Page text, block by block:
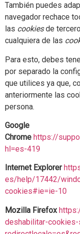
También puedes
navegador rechace
las cookiesde
cualquiera de las
Para esto, debes
por separado la
que utilices ya que,
anteriormente las
persona.
Google
Chrome https://
hl=es-419
Internet Explorer
es/help/17442/
cookies#ie=ie-10
Mozilla Firefox
deshabilitar-